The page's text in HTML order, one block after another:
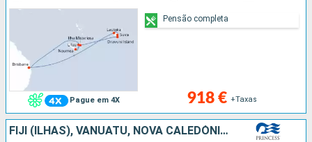
Pague em 4X 918 € +Taxas
Pensão completa
FIJI (ILHAS), VANUATU, NOVA CALEDÓNIA, AUSTRALIA